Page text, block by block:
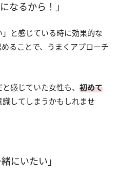
なるから！」
と感じている時に効果的な
ることで、うまくアプローチ
感じていた女性も、 初めて
してしまうかもしれませ
にいたい」